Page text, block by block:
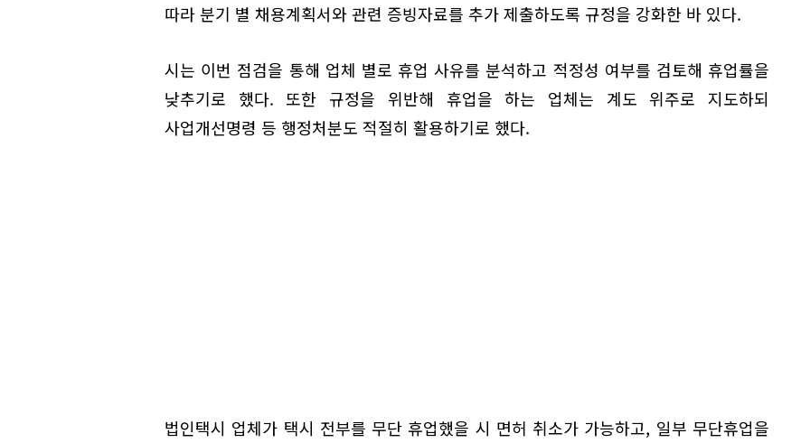
따라 분기 별 채용계획서와 관련 증빙자료를 추가 제출하도록 규정을 강화한 바 있다.
시는 이번 점검을 통해 업체 별로 휴업 사유를 분석하고 적정성 여부를 검토해 휴업률을
낮추기로 했다. 또한 규정을 위반해 휴업을 하는 업체는 계도 위주로 지도하되
사업개선명령 등 행정처분도 적절히 활용하기로 했다.
법인택시 업체가 택시 전부를 무단 휴업했을 시 면허 취소가 가능하고, 일부 무단휴업을